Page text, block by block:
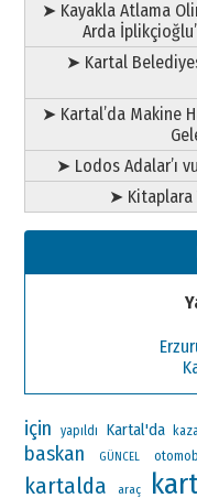
➤ Kayakla Atlama
Arda
➤ Kartal
➤ Kartal’da Makine
➤ Lodos Adalar’ı
➤ Kitaplara
için yapıldı Kartal'da
baskan GÜNCEL
kartalda araç